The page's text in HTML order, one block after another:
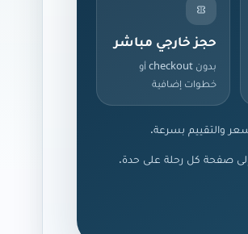
حجز خارجي مباشر
بدون checkout أو
خطوات إضافية
والتقييم بسرعة.
صفحة كل رحلة على حدة.